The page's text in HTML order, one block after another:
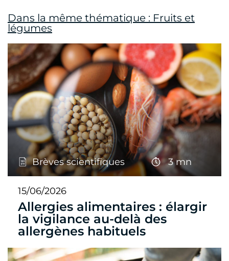
Dans la même thématique : Fruits et
légumes
Brèves scientifiques 3 mn
15/06/2026
Allergies alimentaires : élargir
la vigilance au-delà des
allergènes habituels